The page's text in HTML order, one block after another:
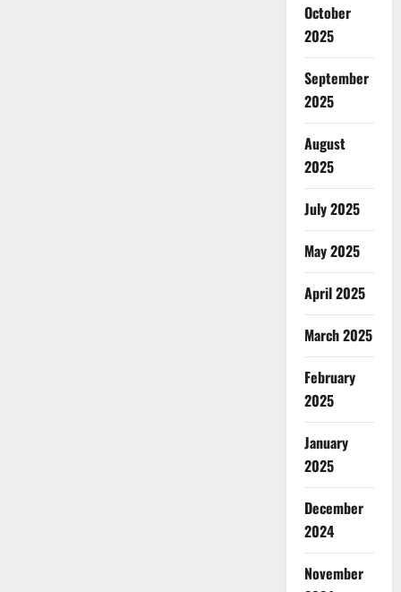
October
2025
September
2025
August
2025
July 2025
May 2025
April 2025
March 2025
February
2025
January
2025
December
2024
November